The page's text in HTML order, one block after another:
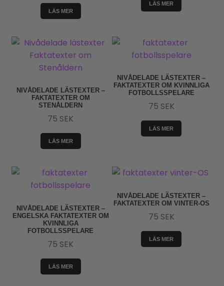
LÄS MER
LÄS MER
NIVÅDELADE LÄSTEXTER –
FAKTATEXTER OM
STENÅLDERN
75 SEK
LÄS MER
NIVÅDELADE LÄSTEXTER –
FAKTATEXTER OM KVINNLIGA
FOTBOLLSSPELARE
75 SEK
LÄS MER
NIVÅDELADE LÄSTEXTER –
ENGELSKA FAKTATEXTER OM
KVINNLIGA
FOTBOLLSSPELARE
75 SEK
LÄS MER
NIVÅDELADE LÄSTEXTER –
FAKTATEXTER OM VINTER-OS
75 SEK
LÄS MER